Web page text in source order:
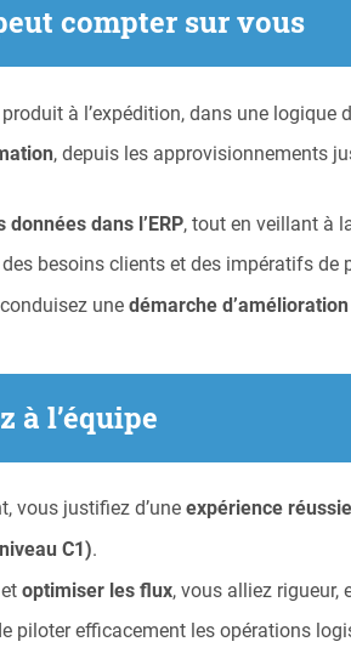
compter sur vous
à l’expédition, dans une logique
, depuis les approvisionnements
dans l’ERP, tout en veillant à
besoins clients et des impératifs de
unedémarche
à l’équipe
vous justifiez d’uneexpérience réussie
C1).
etoptimiser les flux, vous alliez rigueur,
piloter efficacement les opérations